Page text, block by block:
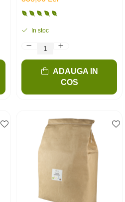
In stoc
ADAUGA IN
COS